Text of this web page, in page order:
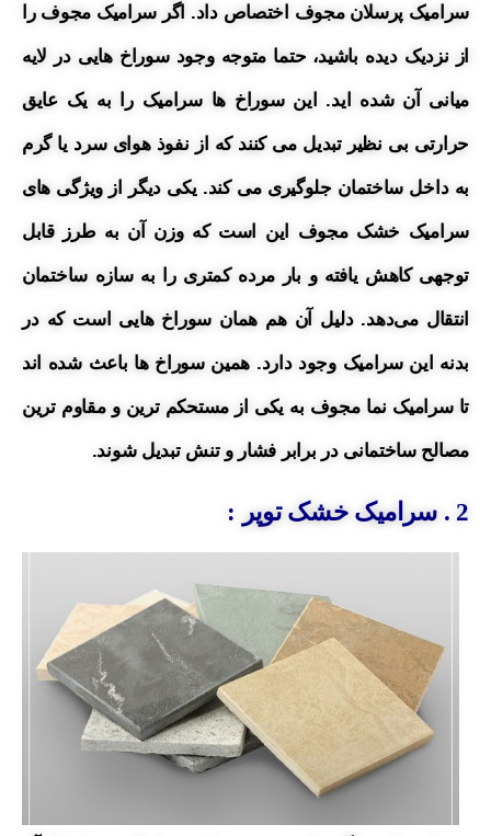
سرامیک پرسلان مجوف اختصاص داد. اگر سرامیک مجوف را
از نزدیک دیده باشید، حتما متوجه وجود سوراخ هایی در لایه
میانی آن شده اید. این سوراخ ها سرامیک را به یک عایق
حرارتی بی نظیر تبدیل می کنند که از نفوذ هوای سرد یا گرم
به داخل ساختمان جلوگیری می کند. یکی دیگر از ویژگی های
سرامیک خشک مجوف این است که وزن آن به طرز قابل
توجهی کاهش یافته و بار مرده کمتری را به سازه ساختمان
انتقال می‌دهد. دلیل آن هم همان سوراخ هایی است که در
بدنه این سرامیک وجود دارد. همین سوراخ ها باعث شده اند
تا سرامیک نما مجوف به یکی از مستحکم ترین و مقاوم ترین
مصالح ساختمانی در برابر فشار و تنش تبدیل شوند.
2 . سرامیک خشک توپر :